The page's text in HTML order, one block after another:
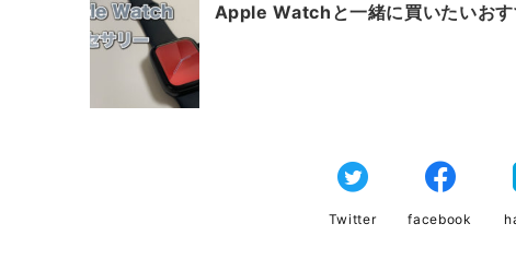
Apple Watchと一緒に買いたいお
Twitter facebook